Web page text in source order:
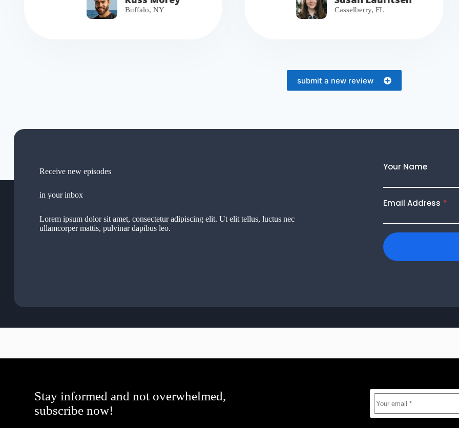
Buffalo, NY Casselberry, FL
submit a new review
Receive new episodes
in your inbox
Lorem ipsum dolor sit amet, consectetur adipiscing elit. Ut elit tellus, luctus nec
ullamcorper mattis, pulvinar dapibus leo.
Your Name
Email Address *
Stay informed and not overwhelmed,
subscribe now!